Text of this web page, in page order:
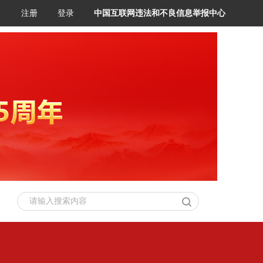
注册 登录 中国互联网违法和不良信息举报中心
请输入搜索内容